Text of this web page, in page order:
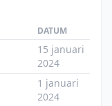
DATUM
15 januari
2024
1 januari
2024